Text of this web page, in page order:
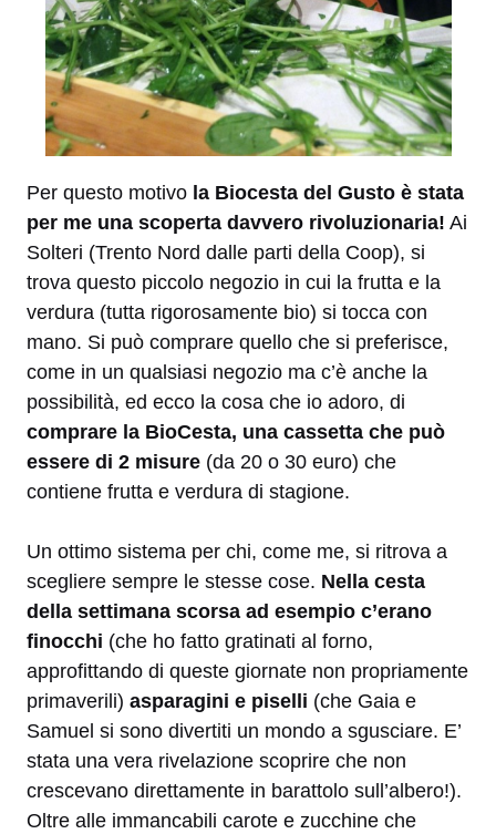
Per questo motivo la Biocesta del Gusto è stata
per me una scoperta davvero rivoluzionaria! Ai
Solteri (Trento Nord dalle parti della Coop), si
trova questo piccolo negozio in cui la frutta e la
verdura (tutta rigorosamente bio) si tocca con
mano. Si può comprare quello che si preferisce,
come in un qualsiasi negozio ma c’è anche la
possibilità, ed ecco la cosa che io adoro, di
comprare la BioCesta, una cassetta che può
essere di 2 misure (da 20 o 30 euro) che
contiene frutta e verdura di stagione.
Un ottimo sistema per chi, come me, si ritrova a
scegliere sempre le stesse cose. Nella cesta
della settimana scorsa ad esempio c’erano
finocchi (che ho fatto gratinati al forno,
approfittando di queste giornate non propriamente
primaverili) asparagini e piselli (che Gaia e
Samuel si sono divertiti un mondo a sgusciare. E’
stata una vera rivelazione scoprire che non
crescevano direttamente in barattolo sull’albero!).
Oltre alle immancabili carote e zucchine che